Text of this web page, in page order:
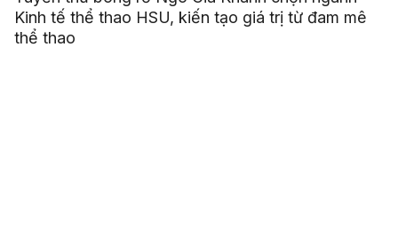
Kinh tế thể thao HSU, kiến tạo giá trị từ đam mê
thể thao